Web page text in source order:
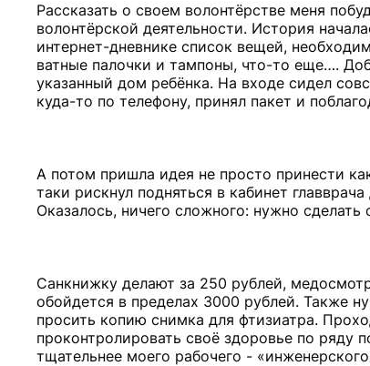
Рассказать о своем волонтёрстве меня
волонтёрской деятельности. История
интернет-дневнике список вещей,
ватные палочки и тампоны, что-то еще….
указанный дом ребёнка. На входе сидел
куда-то по телефону, принял пакет и
А потом пришла идея не просто принести
таки рискнул подняться в кабинет
Оказалось, ничего сложного: нужно
Санкнижку делают за 250 рублей,
обойдется в пределах 3000 рублей. Также
просить копию снимка для фтизиатра.
проконтролировать своё здоровье по ряду
тщательнее моего рабочего -